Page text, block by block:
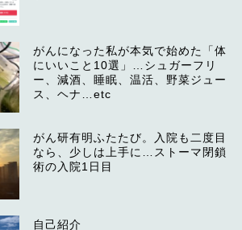
がんになった私が本気で始めた「体
にいいこと10選」…シュガーフリ
ー、減酒、睡眠、温活、野菜ジュー
ス、ヘナ…etc
がん研有明ふたたび。入院も二度目
なら、少しは上手に…ストーマ閉鎖
術の入院1日目
自己紹介